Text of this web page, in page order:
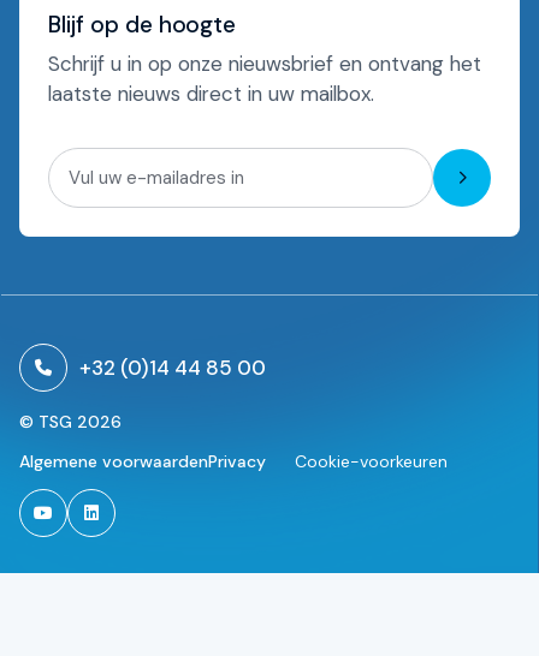
Blijf op de hoogte
Schrijf u in op onze nieuwsbrief en ontvang het
laatste nieuws direct in uw mailbox.
+32 (0)14 44 85 00
© TSG 2026
Algemene voorwaardenPrivacy Cookie-voorkeuren
TSG on Youtube
TSG on Linkedin